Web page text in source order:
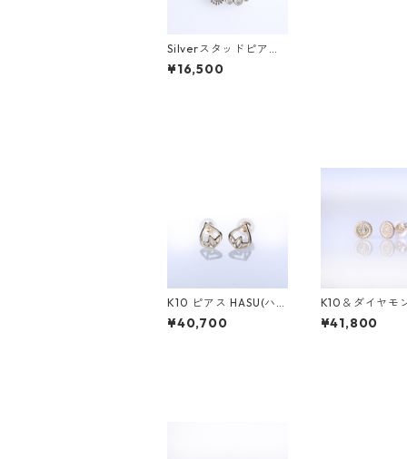
Silverスタッドピア
ス SOL（ソル）
¥16,500
K10 ピアス HASU(ハ
ス)
¥40,700
K10＆ダイヤモ
アス DAHMA(
¥41,800